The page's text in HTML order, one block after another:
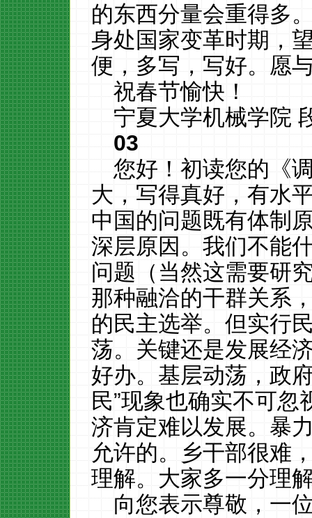
的东西分量会重得多
身处国家变革时期，
便，多写，写好。愿
祝春节愉快！
宁夏大学机械学院
03
您好！初读您的《
大，写得真好，有水
中国的问题既有体制
深层原因。我们不能
问题（当然这需要研
那种融洽的干群关系
的民主选举。但实行
荡。关键还是发展经
好办。基层动荡，政
民”现象也确实不可忽
济肯定难以发展。暴
允许的。乡干部很难
理解。大家多一分理
向您表示尊敬，一